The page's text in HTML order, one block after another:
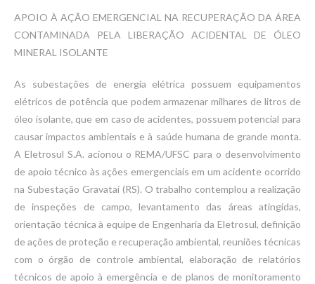
APOIO À AÇÃO EMERGENCIAL NA RECUPERAÇÃO DA ÁREA
CONTAMINADA PELA LIBERAÇÃO ACIDENTAL DE ÓLEO
MINERAL ISOLANTE
As subestações de energia elétrica possuem equipamentos
elétricos de potência que podem armazenar milhares de litros de
óleo isolante, que em caso de acidentes, possuem potencial para
causar impactos ambientais e à saúde humana de grande monta.
A Eletrosul S.A. acionou o REMA/UFSC para o desenvolvimento
de apoio técnico às ações emergenciais em um acidente ocorrido
na Subestação Gravataí (RS). O trabalho contemplou a realização
de inspeções de campo, levantamento das áreas atingidas,
orientação técnica à equipe de Engenharia da Eletrosul, definição
de ações de proteção e recuperação ambiental, reuniões técnicas
com o órgão de controle ambiental, elaboração de relatórios
técnicos de apoio à emergência e de planos de monitoramento